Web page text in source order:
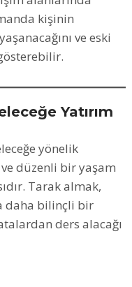
kişinin
ve eski
Yatırım
yönelik
düzenli bir yaşam
Tarak almak,
daha bilinçli bir
ders alacağı